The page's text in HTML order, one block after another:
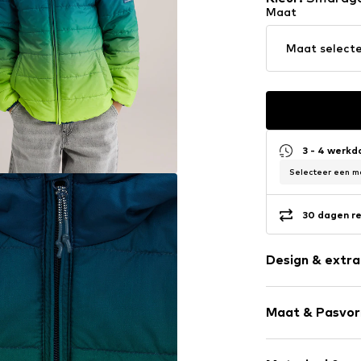
Maat
Maat
3 - 4
Selecteer een
30 dagen
Design &
Gewatteerde
Zakken aan
Label patch/
Maat &